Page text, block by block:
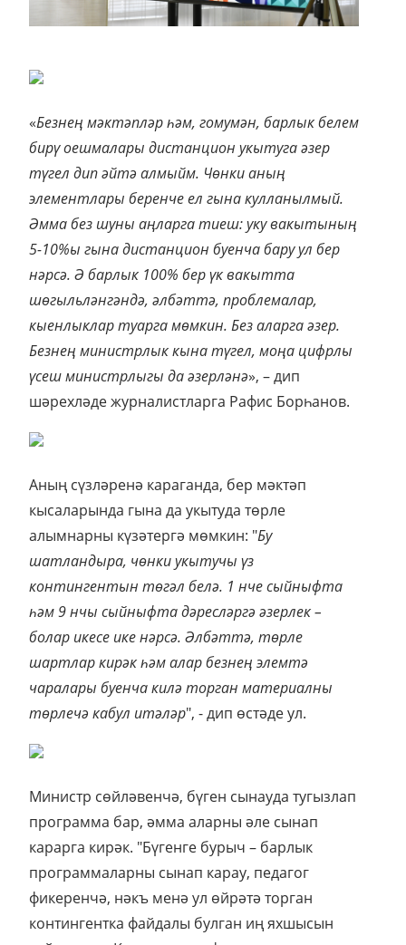
«Безнең мәктәпләр һәм, гомумән, барлык белем
бирү оешмалары дистанцион укытуга әзер
түгел дип әйтә алмыйм. Чөнки аның
элементлары беренче ел гына кулланылмый.
Әмма без шуны аңларга тиеш: уку вакытының
5-10%ы гына дистанцион буенча бару ул бер
нәрсә. Ә барлык 100% бер үк вакытта
шөгыльләнгәндә, әлбәттә, проблемалар,
кыенлыклар туарга мөмкин. Без аларга әзер.
Безнең министрлык кына түгел, моңа цифрлы
үсеш министрлыгы да әзерләнә», – дип
шәрехләде журналистларга Рафис Борһанов.
Аның сүзләренә караганда, бер мәктәп
кысаларында гына да укытуда төрле
алымнарны күзәтергә мөмкин: "Бу
шатландыра, чөнки укытучы үз
контингентын төгәл белә. 1 нче сыйныфта
һәм 9 нчы сыйныфта дәресләргә әзерлек –
болар икесе ике нәрсә. Әлбәттә, төрле
шартлар кирәк һәм алар безнең элемтә
чаралары буенча килә торган материалны
төрлечә кабул итәләр", - дип өстәде ул.
Министр сөйләвенчә, бүген сынауда тугызлап
программа бар, әмма аларны әле сынап
карарга кирәк. "Бүгенге бурыч – барлык
программаларны сынап карау, педагог
фикеренчә, нәкъ менә ул өйрәтә торган
контингентка файдалы булган иң яхшысын